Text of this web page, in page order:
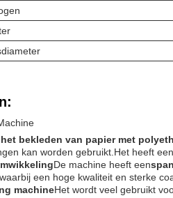
bekleden van papier met
kan worden gebruikt.Het heeft een
De machine heeft een
een hoge kwaliteit en sterke
machineHet wordt veel gebruikt